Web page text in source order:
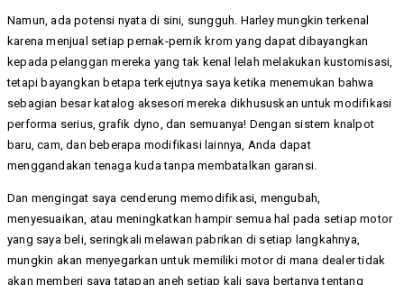
Namun, ada potensi nyata di sini, sungguh. Harley mungkin terkenal
karena menjual setiap pernak-pernik krom yang dapat dibayangkan
kepada pelanggan mereka yang tak kenal lelah melakukan kustomisasi,
tetapi bayangkan betapa terkejutnya saya ketika menemukan bahwa
sebagian besar katalog aksesori mereka dikhususkan untuk modifikasi
performa serius, grafik dyno, dan semuanya! Dengan sistem knalpot
baru, cam, dan beberapa modifikasi lainnya, Anda dapat
menggandakan tenaga kuda tanpa membatalkan garansi.
Dan mengingat saya cenderung memodifikasi, mengubah,
menyesuaikan, atau meningkatkan hampir semua hal pada setiap motor
yang saya beli, seringkali melawan pabrikan di setiap langkahnya,
mungkin akan menyegarkan untuk memiliki motor di mana dealer tidak
akan memberi saya tatapan aneh setiap kali saya bertanya tentang